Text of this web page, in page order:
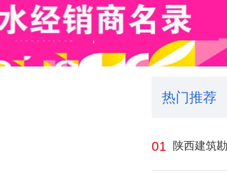
热门推荐
01 陕西建筑